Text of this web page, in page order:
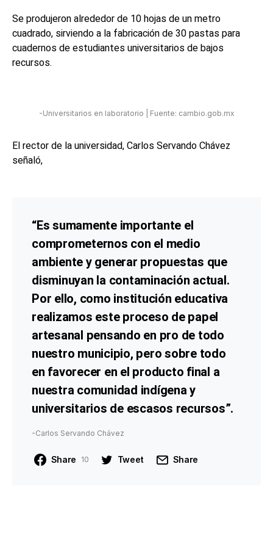
Se produjeron alrededor de 10 hojas de un metro
cuadrado, sirviendo a la fabricación de 30 pastas para
cuadernos de estudiantes universitarios de bajos
recursos.
-Universitarios en laboratorio | Fuente: cambio.gob.mx
El rector de la universidad, Carlos Servando Chávez
señaló,
“Es sumamente importante el
comprometernos con el medio
ambiente y generar propuestas que
disminuyan la contaminación actual.
Por ello, como institución educativa
realizamos este proceso de papel
artesanal pensando en pro de todo
nuestro municipio, pero sobre todo
en favorecer en el producto final a
nuestra comunidad indígena y
universitarios de escasos recursos”.
-Carlos Servando Chávez
Share 10 Tweet Share